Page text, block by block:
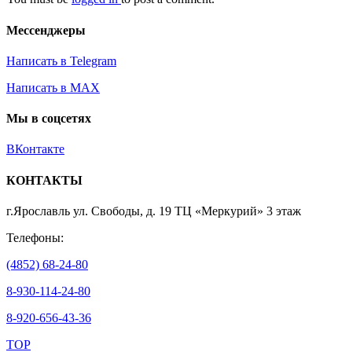
Мессенджеры
Написать в Telegram
Написать в MAX
Мы в соцсетях
ВКонтакте
КОНТАКТЫ
г.Ярославль ул. Свободы, д. 19 ТЦ «Меркурий» 3 этаж
Телефоны:
(4852) 68-24-80
8-930-114-24-80
8-920-656-43-36
TOP